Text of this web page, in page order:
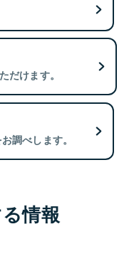
だけます。
調べします。
情報